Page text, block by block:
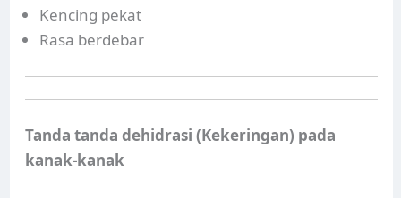
Kencing pekat
Rasa berdebar
Tanda tanda dehidrasi (Kekeringan) pada
kanak-kanak